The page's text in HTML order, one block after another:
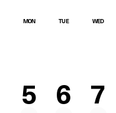
MON TUE WED
5 6 7